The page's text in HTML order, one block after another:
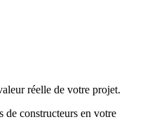
réelle de votre projet.
de constructeurs en votre